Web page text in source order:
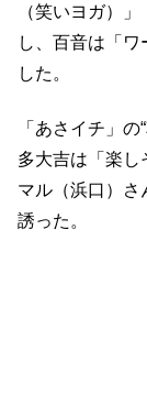
（笑いヨガ）
し、百音は「
した。
「あさイチ」
多大吉は「楽し
マル（浜口）さ
誘った。